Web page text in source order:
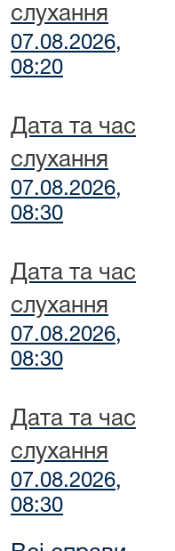
слухання
07.08.2026,
08:20
Дата та час
слухання
07.08.2026,
08:30
Дата та час
слухання
07.08.2026,
08:30
Дата та час
слухання
07.08.2026,
08:30